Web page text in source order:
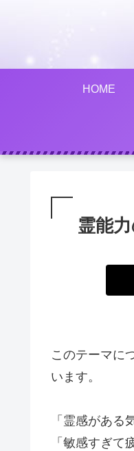
HOME
霊能
このテーマに
います。
「霊感がある
「敏感すぎて